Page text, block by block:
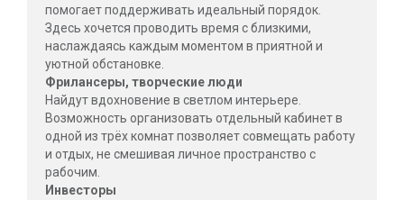
помогает поддерживать идеальный порядок.
Здесь хочется проводить время с близкими,
наслаждаясь каждым моментом в приятной и
уютной обстановке.
Фрилансеры, творческие люди
Найдут вдохновение в светлом интерьере.
Возможность организовать отдельный кабинет в
одной из трёх комнат позволяет совмещать работу
и отдых, не смешивая личное пространство с
рабочим.
Инвесторы